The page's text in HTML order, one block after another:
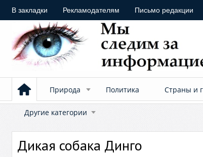
В закладки Рекламодателям Письмо редакции
Природа Политика Страны и
Другие категории
Дикая собака Динго